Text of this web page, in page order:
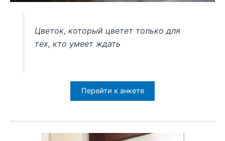
Цветок, который цветет только для
тех, кто умеет ждать
Перейти к анкете